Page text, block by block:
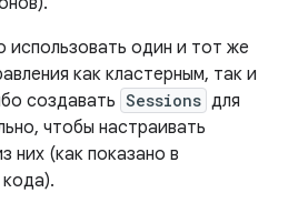
использовать один и тот же
как кластерным, так и
создавать Sessions для
чтобы настраивать
них (как показано в